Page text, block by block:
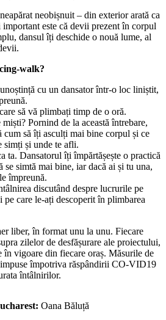
neobișnuit – din exterior arată ca
este că devii prezent în corpul
dansul îți deschide o nouă lume, al
walk?
cu un dansator într-o loc liniștit,
să vă plimbați timp de o oră.
Pornind de la această întrebare,
cum să îți asculți mai bine corpul și ce
simți și unde te afli.
ta. Dansatorul îți împărtășește o practică
se simtă mai bine, iar dacă ai și tu una,
împreună.
discutând despre lucrurile pe
pe care le-ați descoperit în plimbarea
liber, în format unu la unu. Fiecare
zilelor de desfășurare ale proiectului,
în vigoare din fiecare oraș. Măsurile de
împotriva răspândirii CO-VID19
întâlnirilor.
Oana Băluță